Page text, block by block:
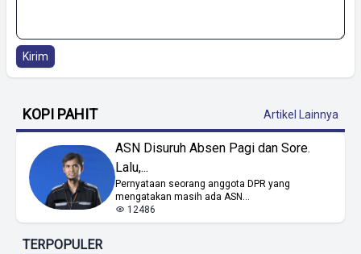
Kirim
KOPI PAHIT Artikel Lainnya
ASN Disuruh Absen Pagi dan Sore.
Lalu,...
Pernyataan seorang anggota DPR yang
mengatakan masih ada ASN...
12486
TERPOPULER